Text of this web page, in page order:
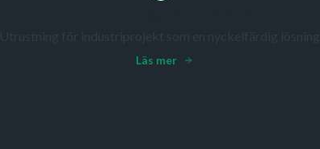
Utrustning för industriprojekt som en nyckelfärdig lösning.
Läs mer